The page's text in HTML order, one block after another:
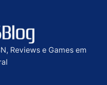
Reviews e Games em